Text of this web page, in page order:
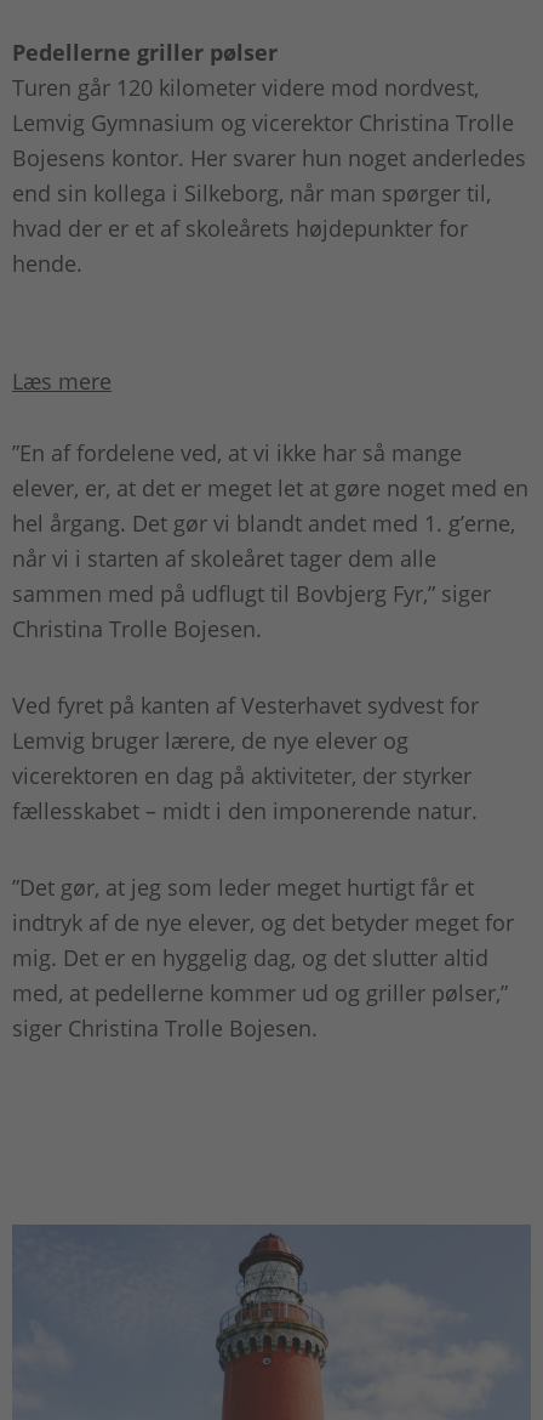
Pedellerne griller pølser
Turen går 120 kilometer videre mod nordvest,
Lemvig Gymnasium og vicerektor Christina Trolle
Bojesens kontor. Her svarer hun noget anderledes
end sin kollega i Silkeborg, når man spørger til,
hvad der er et af skoleårets højdepunkter for
hende.
Læs mere
”En af fordelene ved, at vi ikke har så mange
elever, er, at det er meget let at gøre noget med en
hel årgang. Det gør vi blandt andet med 1. g’erne,
når vi i starten af skoleåret tager dem alle
sammen med på udflugt til Bovbjerg Fyr,” siger
Christina Trolle Bojesen.
Ved fyret på kanten af Vesterhavet sydvest for
Lemvig bruger lærere, de nye elever og
vicerektoren en dag på aktiviteter, der styrker
fællesskabet – midt i den imponerende natur.
”Det gør, at jeg som leder meget hurtigt får et
indtryk af de nye elever, og det betyder meget for
mig. Det er en hyggelig dag, og det slutter altid
med, at pedellerne kommer ud og griller pølser,”
siger Christina Trolle Bojesen.